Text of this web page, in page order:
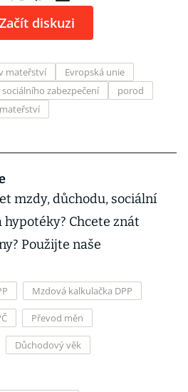
Začít diskuzi
mateřství
Evropská unie
sociálního zabezpečení
porod
mateřství
mzdy, důchodu, sociální
hypotéky? Chcete znát
Použijte naše
Mzdová kalkulačka DPP
Převod měn
Důchodový věk